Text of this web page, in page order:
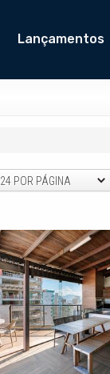
Lançamentos
24 POR PÁGINA